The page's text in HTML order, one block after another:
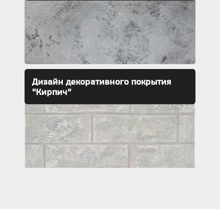
Дизайн декоративного покрытия
"Кирпич"